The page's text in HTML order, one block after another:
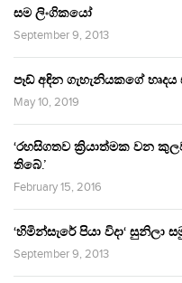
සම ලිංගිකයෝ
September 9, 2013
පෑඩ් අඳින ගැහැනියකගේ හෘදය
May 10, 2019
‘රහසිගතව ක්‍රියාත්මක වන
තිබේ.’
February 15, 2016
‘හිමින්සැරේ පියා විදා‘ සුනිලා
September 9, 2013